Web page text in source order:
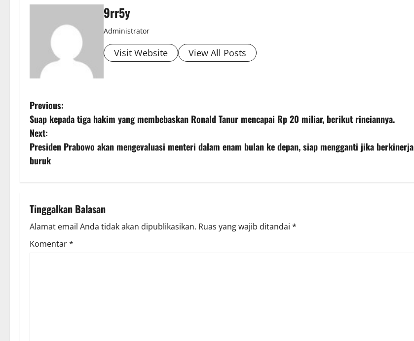
9rr5y
Administrator
Visit Website View All Posts
P
o
s
t
a
v
i
Previous:
Suap kepada tiga hakim yang membebaskan Ronald Tanur mencapai Rp 20 miliar, berikut rinciannya.
Next:
Presiden Prabowo akan mengevaluasi menteri dalam enam bulan ke depan, siap mengganti jika berkinerja
buruk
Tinggalkan Balasan
Alamat email Anda tidak akan dipublikasikan. Ruas yang wajib ditandai *
Komentar*